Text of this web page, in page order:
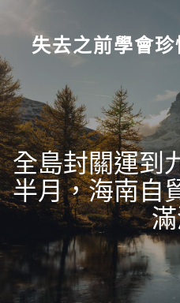
content
失去之前學會珍
全島封關運到
半月，海南自